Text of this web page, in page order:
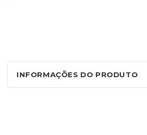
INFORMAÇÕES DO PRODUTO